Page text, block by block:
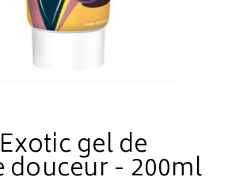
gel de
douceur - 200ml